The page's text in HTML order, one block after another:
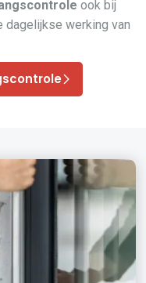
ook bij
dagelijkse werking van